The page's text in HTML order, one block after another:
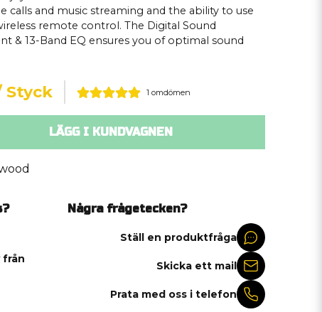
calls and music streaming and the ability to use
remote control. The Digital Sound
& 13-Band EQ ensures you of optimal sound
Styck 1 omdömen
LÄGG I KUNDVAGNEN
från
Några frågetecken?
Ställ en produktfråga
Skicka ett mail
Prata med oss i telefon